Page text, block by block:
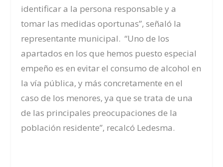
identificar a la persona responsable y a
tomar las medidas oportunas”, señaló la
representante municipal. “Uno de los
apartados en los que hemos puesto especial
empeño es en evitar el consumo de alcohol en
la vía pública, y más concretamente en el
caso de los menores, ya que se trata de una
de las principales preocupaciones de la
población residente”, recalcó Ledesma.